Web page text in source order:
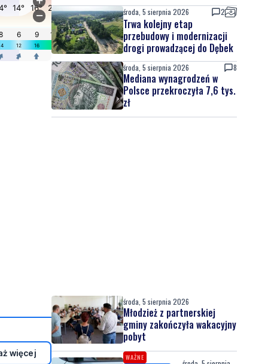
więcej
środa, 5 sierpnia 2026 2
Trwa kolejny etap
przebudowy i modernizacji
drogi prowadzącej do Dębek
środa, 5 sierpnia 2026 8
Mediana wynagrodzeń w
Polsce przekroczyła 7,6 tys.
zł
środa, 5 sierpnia 2026
Młodzież z partnerskiej
gminy zakończyła wakacyjny
pobyt
WAŻNE